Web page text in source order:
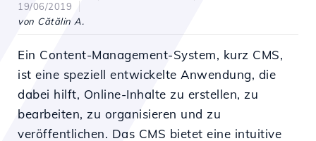
19/06/2019
von Cătălin A.
Ein Content-Management-System, kurz CMS,
ist eine speziell entwickelte Anwendung, die
dabei hilft, Online-Inhalte zu erstellen, zu
bearbeiten, zu organisieren und zu
veröffentlichen. Das CMS bietet eine intuitive